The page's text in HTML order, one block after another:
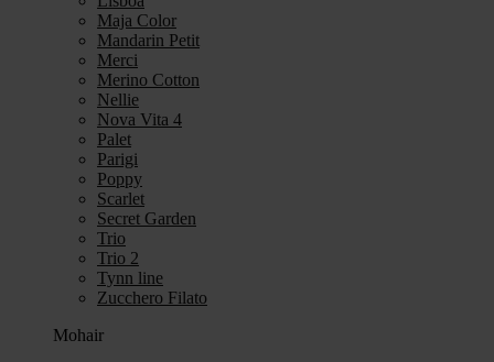
Maja Color
Mandarin Petit
Merci
Merino Cotton
Nellie
Nova Vita 4
Palet
Parigi
Poppy
Scarlet
Secret Garden
Trio
Trio 2
Tynn line
Zucchero Filato
Mohair